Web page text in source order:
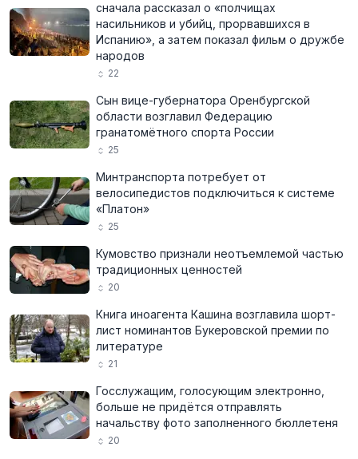
сначала рассказал о «полчищах
насильников и убийц, прорвавшихся в
Испанию», а затем показал фильм о дружбе
народов
22
Сын вице-губернатора Оренбургской
области возглавил Федерацию
гранатомётного спорта России
25
Минтранспорта потребует от
велосипедистов подключиться к системе
«Платон»
25
Кумовство признали неотъемлемой частью
традиционных ценностей
20
Книга иноагента Кашина возглавила шорт-
лист номинантов Букеровской премии по
литературе
21
Госслужащим, голосующим электронно,
больше не придётся отправлять
начальству фото заполненного бюллетеня
20